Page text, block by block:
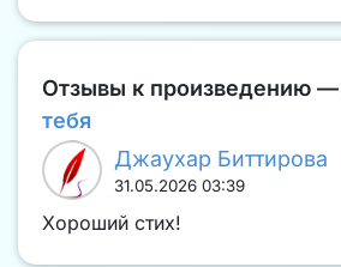
Отзывы к произведению —
тебя
Джаухар Биттирова
31.05.2026 03:39
Хороший стих!